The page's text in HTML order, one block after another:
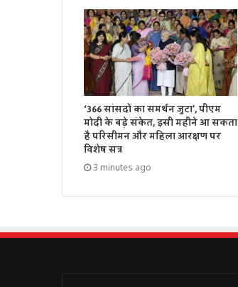
‘366 सांसदों का समर्थन जुटा’, पीएम
मोदी के बड़े संकेत, इसी महीने आ सकता
है परिसीमन और महिला आरक्षण पर
विशेष सत्र
3 minutes ago